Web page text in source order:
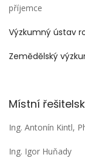
příjemce
Výzkumný ústav
Zemědělský
Místní
Ing. Antonín Kintl,
Ing. Igor Huňady